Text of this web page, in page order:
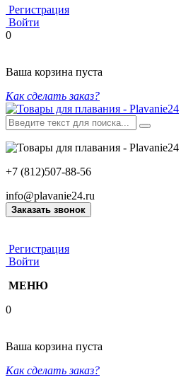
Регистрация
Войти
0
Ваша корзина пуста
Как сделать заказ?
+7 (812)507-88-56
info@plavanie24.ru
Заказать звонок
Регистрация
Войти
МЕНЮ
0
Ваша корзина пуста
Как сделать заказ?